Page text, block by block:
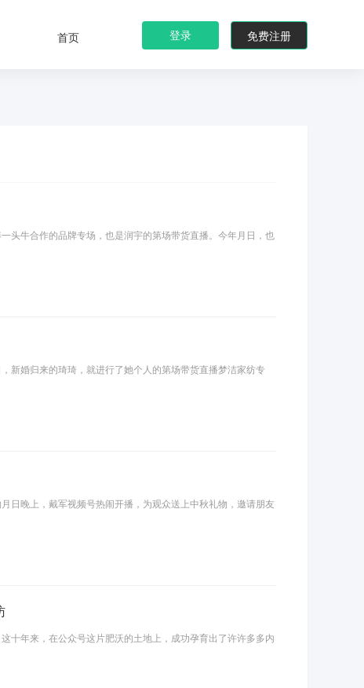
免费注册
登录
首页
头牛合作的品牌专场，也是润宇的第场带货直播。今年月日，也
新婚归来的琦琦，就进行了她个人的第场带货直播梦洁家纺专
日晚上，戴军视频号热闹开播，为观众送上中秋礼物，邀请朋友
十年来，在公众号这片肥沃的土地上，成功孕育出了许许多多内